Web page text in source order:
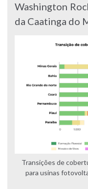
Washington
da Caatinga do
Transições de
para usinas